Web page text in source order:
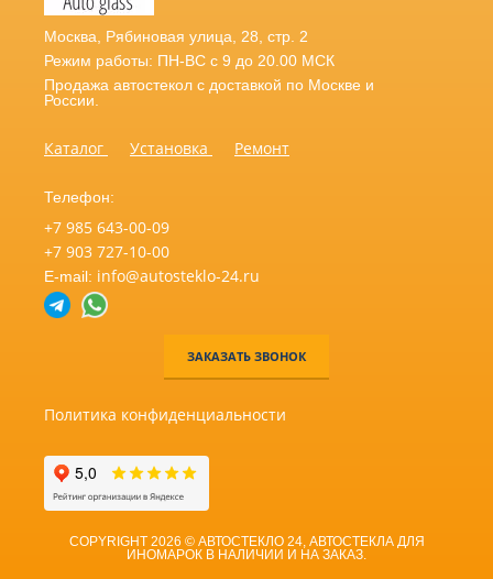
Москва
Рябиновая улица, 28, стр. 2
Режим работы: ПН-ВС с 9 до 20.00 МСК
Продажа автостекол с доставкой по Москве и
России.
Каталог Установка Ремонт
Телефон:
+7 985 643-00-09
+7 903 727-10-00
E-mail: info@autosteklo-24.ru
ЗАКАЗАТЬ ЗВОНОК
Политика конфиденциальности
COPYRIGHT 2026 © АВТОСТЕКЛО 24, АВТОСТЕКЛА ДЛЯ
ИНОМАРОК В НАЛИЧИИ И НА ЗАКАЗ.